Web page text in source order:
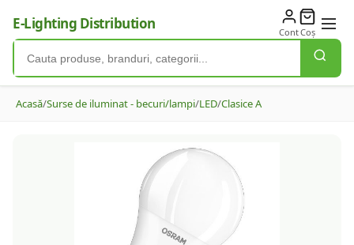
E-Lighting Distribution ContCoș
Acasă/Surse de iluminat - becuri/lampi/LED/Clasice A